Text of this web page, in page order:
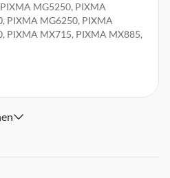
MG5250, PIXMA
PIXMA MG6250, PIXMA
PIXMA MX715, PIXMA MX885,